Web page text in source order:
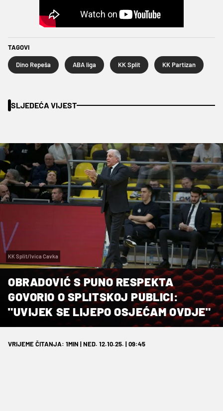
TAGOVI
Dino Repeša ABA liga KK Split KK Partizan
SLJEDEĆA VIJEST
KK Split/Ivica Cavka
OBRADOVIĆ S PUNO RESPEKTA
GOVORIO O SPLITSKOJ PUBLICI:
"UVIJEK SE LIJEPO OSJEĆAM OVDJE"
VRIJEME ČITANJA: 1MIN | NED. 12.10.25. | 09:45